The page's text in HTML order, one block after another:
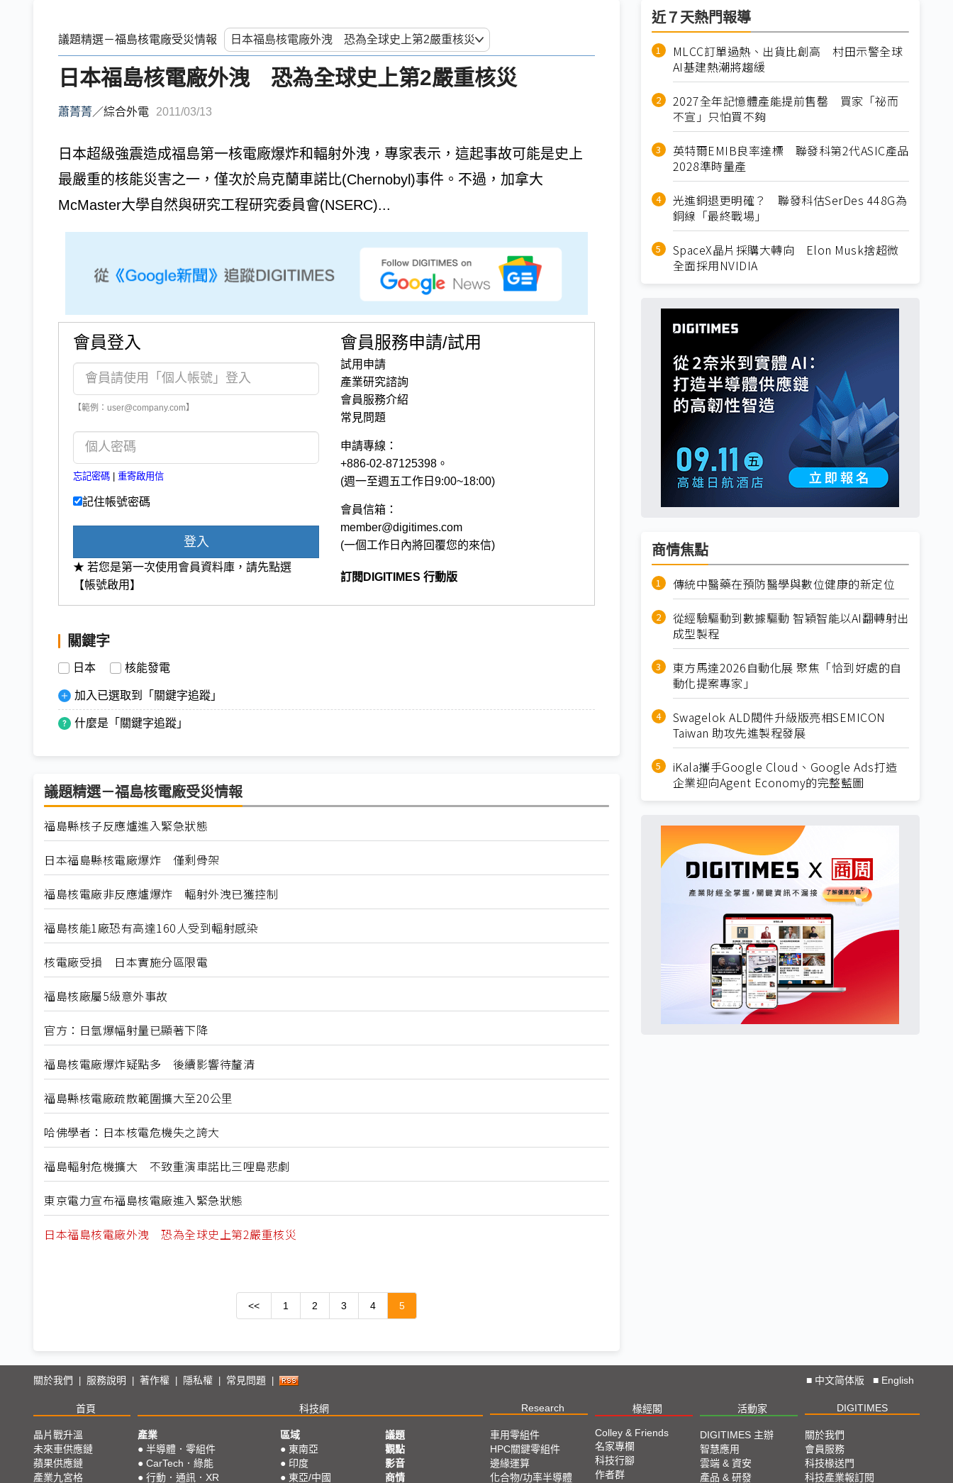
議題精選－福島核電廠受災情報
日本福島核電廠外洩 恐為全球史上第2嚴重核災
蕭菁菁／綜合外電 2011/03/13
日本超級強震造成福島第一核電廠爆炸和輻射外洩，專家表示，這起事故可能是史上
最嚴重的核能災害之一，僅次於烏克蘭車諾比(Chernobyl)事件。不過，加拿大
McMaster大學自然與研究工程研究委員會(NSERC)...
會員登入
【範例：user@company.com】
忘記密碼 重寄啟用信
記住帳號密碼
登入
★ 若您是第一次使用會員資料庫，請先點選
【帳號啟用】
會員服務申請/試用
試用申請
產業研究諮詢
會員服務介紹
常見問題
申請專線：
+886-02-87125398。
(週一至週五工作日9:00~18:00)
會員信箱：
member@digitimes.com
(一個工作日內將回覆您的來信)
訂閱DIGITIMES 行動版
關鍵字
日本 核能發電
加入已選取到「關鍵字追蹤」
什麼是「關鍵字追蹤」
議題精選－福島核電廠受災情報
福島縣核子反應爐進入緊急狀態
日本福島縣核電廠爆炸 僅剩骨架
福島核電廠非反應爐爆炸 輻射外洩已獲控制
福島核能1廠恐有高達160人受到輻射感染
核電廠受損 日本實施分區限電
福島核廠屬5級意外事故
官方：日氫爆幅射量已顯著下降
福島核電廠爆炸疑點多 後續影響待釐清
福島縣核電廠疏散範圍擴大至20公里
哈佛學者：日本核電危機失之誇大
福島輻射危機擴大 不致重演車諾比三哩島悲劇
東京電力宣布福島核電廠進入緊急狀態
日本福島核電廠外洩 恐為全球史上第2嚴重核災
<< 1 2 3 4 5
近７天熱門報導
MLCC訂單過熱、出貨比創高 村田示警全球
AI基建熱潮將趨緩
2027全年記憶體產能提前售罄 買家「祕而
不宣」只怕買不夠
英特爾EMIB良率達標 聯發科第2代ASIC產品
2028準時量產
光進銅退更明確？ 聯發科估SerDes 448G為
銅線「最終戰場」
SpaceX晶片採購大轉向 Elon Musk捨超微
全面採用NVIDIA
商情焦點
傳統中醫藥在預防醫學與數位健康的新定位
從經驗驅動到數據驅動 智穎智能以AI翻轉射出
成型製程
東方馬達2026自動化展 聚焦「恰到好處的自
動化提案專家」
Swagelok ALD閥件升級版亮相SEMICON
Taiwan 助攻先進製程發展
iKala攜手Google Cloud、Google Ads打造
企業迎向Agent Economy的完整藍圖
關於我們 服務說明 著作權 隱私權 常見問題 ■ 中文简体版 ■ English
首頁 科技網 Research 椽經閣 活動家 DIGITIMES
晶片戰升溫
未來車供應鏈
蘋果供應鏈
產業九宮格
產業
● 半導體．零組件
● CarTech．綠能
● 行動．通訊．XR
區域
● 東南亞
● 印度
● 東亞/中國
議題
觀點
影音
商情
車用零組件
HPC關鍵零組件
邊緣運算
化合物/功率半導體
Colley & Friends
名家專欄
科技行腳
作者群
DIGITIMES 主辦
智慧應用
雲端 & 資安
產品 & 研發
關於我們
會員服務
科技椽送門
科技產業報訂閱